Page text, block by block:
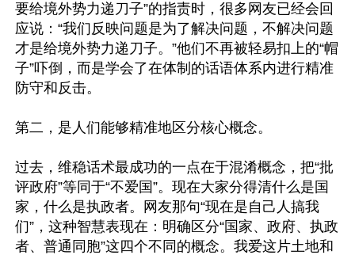
要给境外势力递刀子”的指责时，很多网友已经会回
应说：“我们反映问题是为了解决问题，不解决问题
才是给境外势力递刀子。”他们不再被轻易扣上的“帽
子”吓倒，而是学会了在体制的话语体系内进行精准
防守和反击。
第二，是人们能够精准地区分核心概念。
过去，维稳话术最成功的一点在于混淆概念，把“批
评政府”等同于“不爱国”。现在大家分得清什么是国
家，什么是执政者。网友那句“现在是自己人搞我
们”，这种智慧表现在：明确区分“国家、政府、执政
者、普通同胞”这四个不同的概念。我爱这片土地和